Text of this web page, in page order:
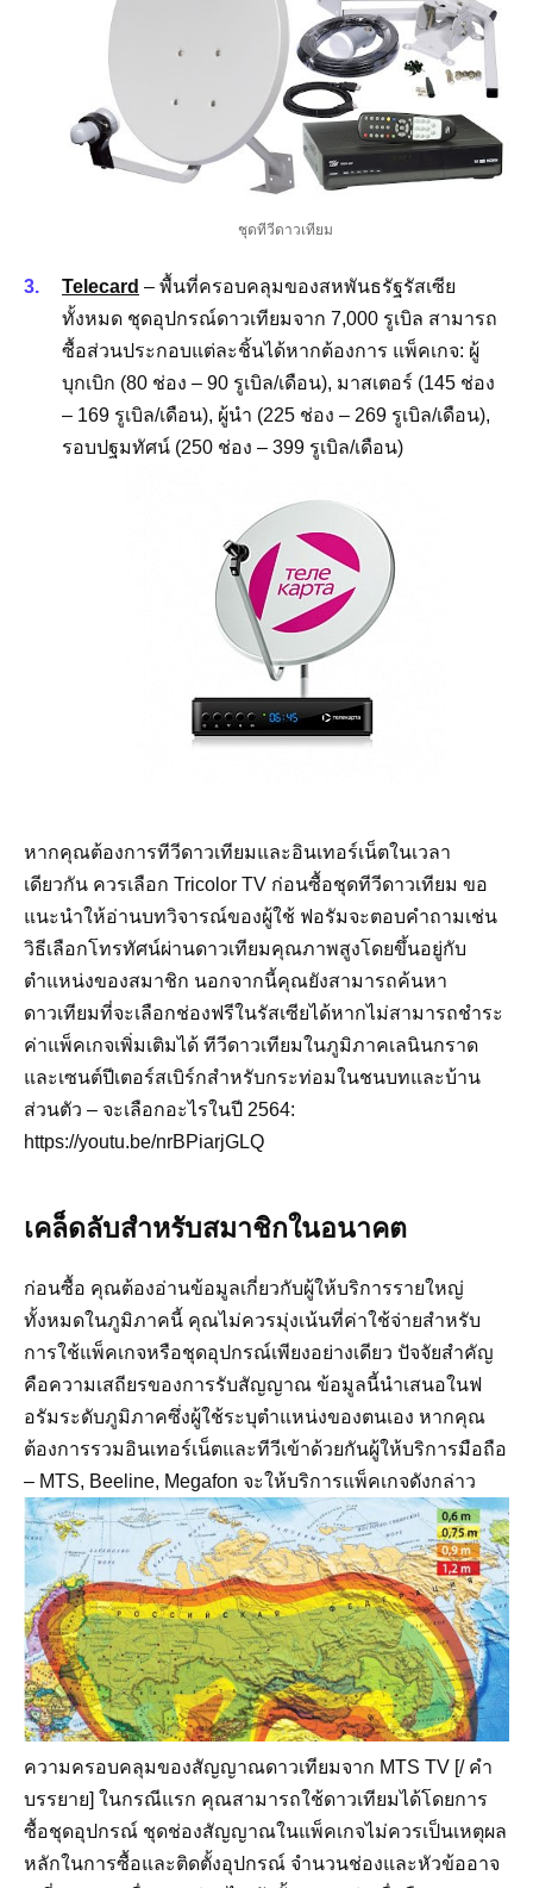
ชุดทีวีดาวเทียม
Telecard – พื้นที่ครอบคลุมของสหพันธรัฐรัสเซีย
ทั้งหมด ชุดอุปกรณ์ดาวเทียมจาก 7,000 รูเบิล สามารถ
ซื้อส่วนประกอบแต่ละชิ้นได้หากต้องการ แพ็คเกจ: ผู้
บุกเบิก (80 ช่อง – 90 รูเบิล/เดือน), มาสเตอร์ (145 ช่อง
– 169 รูเบิล/เดือน), ผู้นำ (225 ช่อง – 269 รูเบิล/เดือน),
รอบปฐมทัศน์ (250 ช่อง – 399 รูเบิล/เดือน)
หากคุณต้องการทีวีดาวเทียมและอินเทอร์เน็ตในเวลา
เดียวกัน ควรเลือก Tricolor TV ก่อนซื้อชุดทีวีดาวเทียม ขอ
แนะนำให้อ่านบทวิจารณ์ของผู้ใช้ ฟอรัมจะตอบคำถามเช่น
วิธีเลือกโทรทัศน์ผ่านดาวเทียมคุณภาพสูงโดยขึ้นอยู่กับ
ตำแหน่งของสมาชิก นอกจากนี้คุณยังสามารถค้นหา
ดาวเทียมที่จะเลือกช่องฟรีในรัสเซียได้หากไม่สามารถชำระ
ค่าแพ็คเกจเพิ่มเติมได้ ทีวีดาวเทียมในภูมิภาคเลนินกราด
และเซนต์ปีเตอร์สเบิร์กสำหรับกระท่อมในชนบทและบ้าน
ส่วนตัว – จะเลือกอะไรในปี 2564:
https://youtu.be/nrBPiarjGLQ
เคล็ดลับสำหรับสมาชิกในอนาคต
ก่อนซื้อ คุณต้องอ่านข้อมูลเกี่ยวกับผู้ให้บริการรายใหญ่
ทั้งหมดในภูมิภาคนี้ คุณไม่ควรมุ่งเน้นที่ค่าใช้จ่ายสำหรับ
การใช้แพ็คเกจหรือชุดอุปกรณ์เพียงอย่างเดียว ปัจจัยสำคัญ
คือความเสถียรของการรับสัญญาณ ข้อมูลนี้นำเสนอในฟ
อรัมระดับภูมิภาคซึ่งผู้ใช้ระบุตำแหน่งของตนเอง หากคุณ
ต้องการรวมอินเทอร์เน็ตและทีวีเข้าด้วยกันผู้ให้บริการมือถือ
– MTS, Beeline, Megafon จะให้บริการแพ็คเกจดังกล่าว
ความครอบคลุมของสัญญาณดาวเทียมจาก MTS TV [/ คำ
บรรยาย] ในกรณีแรก คุณสามารถใช้ดาวเทียมได้โดยการ
ซื้อชุดอุปกรณ์ ชุดช่องสัญญาณในแพ็คเกจไม่ควรเป็นเหตุผล
หลักในการซื้อและติดตั้งอุปกรณ์ จำนวนช่องและหัวข้ออาจ